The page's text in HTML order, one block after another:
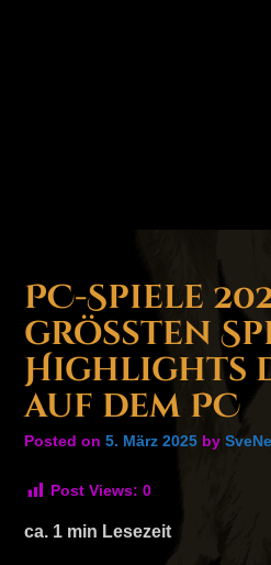
PC-Spiele
größten
Highlights
auf dem PC
Posted on 5. März 2025 by
Post Views: 0
ca. 1 min Lesezeit